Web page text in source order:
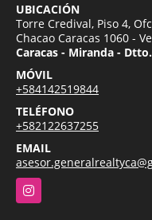
UBICACIÓN
Torre Credival, Piso 4,
Chacao Caracas 1060 -
Caracas - Miranda -
MÓVIL
+584142519844
TELÉFONO
+582122637255
EMAIL
Instagram